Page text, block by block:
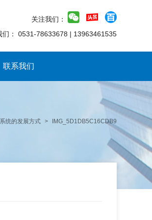
关注我们：
：
0531-78633678 | 13963461535
联系我们
统的发展方式 > IMG_5D1DB5C16CDB9